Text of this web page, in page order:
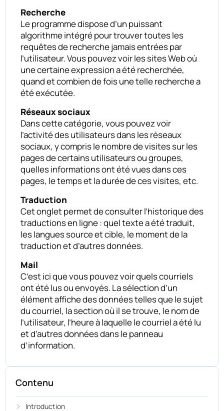
Recherche
Le programme dispose d’un puissant
algorithme intégré pour trouver toutes les
requêtes de recherche jamais entrées par
l’utilisateur. Vous pouvez voir les sites Web où
une certaine expression a été recherchée,
quand et combien de fois une telle recherche a
été exécutée.
Réseaux sociaux
Dans cette catégorie, vous pouvez voir
l’activité des utilisateurs dans les réseaux
sociaux, y compris le nombre de visites sur les
pages de certains utilisateurs ou groupes,
quelles informations ont été vues dans ces
pages, le temps et la durée de ces visites, etc.
Traduction
Cet onglet permet de consulter l’historique des
traductions en ligne : quel texte a été traduit,
les langues source et cible, le moment de la
traduction et d’autres données.
Mail
C’est ici que vous pouvez voir quels courriels
ont été lus ou envoyés. La sélection d’un
élément affiche des données telles que le sujet
du courriel, la section où il se trouve, le nom de
l’utilisateur, l’heure à laquelle le courriel a été lu
et d’autres données dans le panneau
d’information.
Contenu
Introduction